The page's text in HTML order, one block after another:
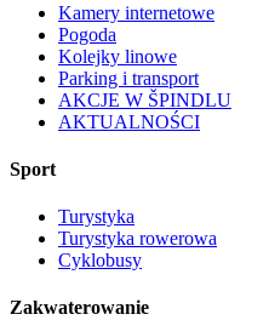
Kamery internetowe
Pogoda
Kolejky linowe
Parking i transport
AKCJE W ŠPINDLU
AKTUALNOŚCI
Sport
Turystyka
Turystyka rowerowa
Cyklobusy
Zakwaterowanie